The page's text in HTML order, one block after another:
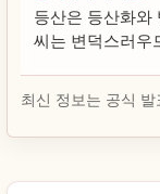
등산은 등산화와
씨는 변덕스러우
최신 정보는 공식